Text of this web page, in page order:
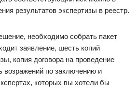
результатов экспертизы в реестр.
необходимо собрать пакет
заявление, шесть копий
копия договора на проведение
возражений по заключению и
которых вы хотели бы